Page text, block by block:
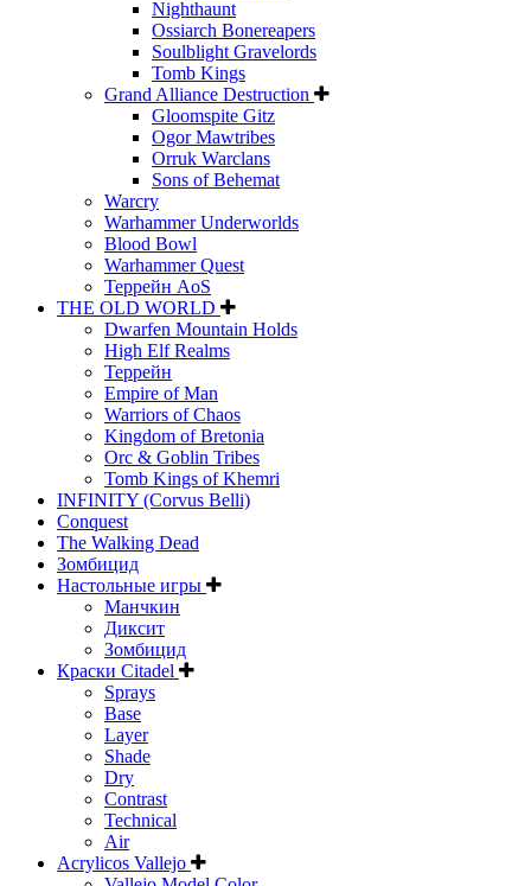
Nighthaunt
Ossiarch Bonereapers
Soulblight Gravelords
Tomb Kings
Grand Alliance Destruction
Gloomspite Gitz
Ogor Mawtribes
Orruk Warclans
Sons of Behemat
Warcry
Warhammer Underworlds
Blood Bowl
Warhammer Quest
Террейн AoS
THE OLD WORLD
Dwarfen Mountain Holds
High Elf Realms
Террейн
Empire of Man
Warriors of Chaos
Kingdom of Bretonia
Orc & Goblin Tribes
Tomb Kings of Khemri
INFINITY (Corvus Belli)
Conquest
The Walking Dead
Зомбицид
Настольные игры
Манчкин
Диксит
Зомбицид
Краски Citadel
Sprays
Base
Layer
Shade
Dry
Contrast
Technical
Air
Acrylicos Vallejo